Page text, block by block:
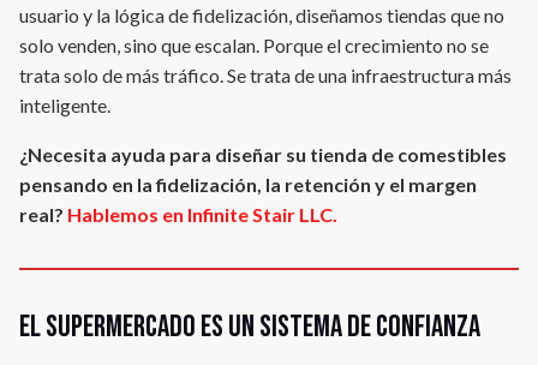
usuario y la lógica de fidelización, diseñamos tiendas que no
solo venden, sino que escalan. Porque el crecimiento no se
trata solo de más tráfico. Se trata de una infraestructura más
inteligente.
¿Necesita ayuda para diseñar su tienda de comestibles
pensando en la fidelización, la retención y el margen
real? Hablemos en Infinite Stair LLC.
El supermercado es un sistema de confianza